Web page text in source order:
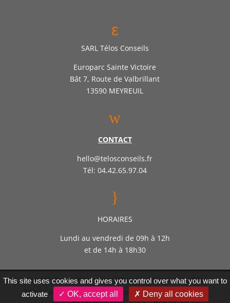
ε
SARL Télos Conseils
Europarc Sainte Victoire
Bât 7, Route de Valbrillant
13590 MEYREUIL
w
CONTACT
hello@telosconseils.fr
Tél: 04.42.65.97.04
}
HORAIRES
Lundi au vendredi de 09h à 12h
et de 14h à 18h30
Société d’expertise comptable par actions simplifiée
Télos Conseil – Inscrite auprès de l’ordre des experts
This site uses cookies and gives you control over what you want to
activate
✓ OK, accept all ✗ Deny all cookies